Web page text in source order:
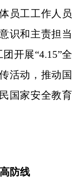
员工工作人员
识和主责担当
开展“4.15”全
活动，推动国
国家安全教育
防线